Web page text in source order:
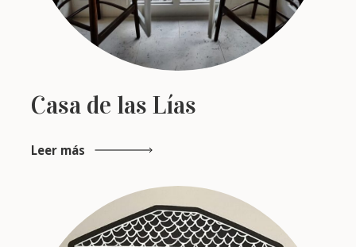
Casa de las Lías
Leer más